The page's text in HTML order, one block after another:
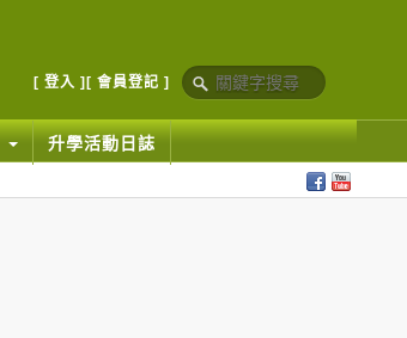
[ 登入 ] [ 會員登記 ]
升學活動日誌